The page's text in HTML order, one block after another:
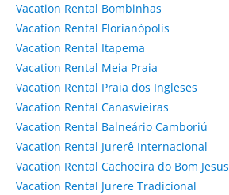
Vacation Rental Bombinhas
Vacation Rental Florianópolis
Vacation Rental Itapema
Vacation Rental Meia Praia
Vacation Rental Praia dos Ingleses
Vacation Rental Canasvieiras
Vacation Rental Balneário Camboriú
Vacation Rental Jurerê Internacional
Vacation Rental Cachoeira do Bom Jesus
Vacation Rental Jurere Tradicional